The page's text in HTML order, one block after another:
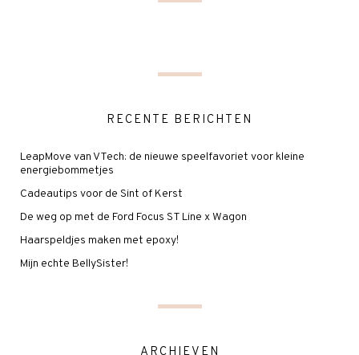
RECENTE BERICHTEN
LeapMove van VTech: de nieuwe speelfavoriet voor kleine
energiebommetjes
Cadeautips voor de Sint of Kerst
De weg op met de Ford Focus ST Line x Wagon
Haarspeldjes maken met epoxy!
Mijn echte BellySister!